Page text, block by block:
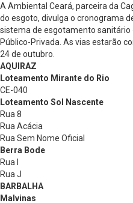
A Ambiental Ceará, parceira da
do esgoto, divulga o cronograma
sistema de esgotamento sanitário
Público-Privada. As vias estarão
24 de outubro.
AQUIRAZ
Loteamento Mirante do Rio
CE-040
Loteamento Sol Nascente
Rua 8
Rua Acácia
Rua Sem Nome Oficial
Berra Bode
Rua I
Rua J
BARBALHA
Malvinas